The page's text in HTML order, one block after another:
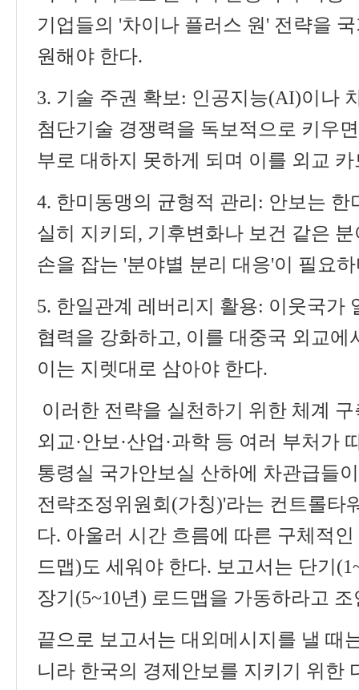
기업들의 '차이나 플러스 원 ' 전략을
원해야 한다.
3. 기술 주권 확보 : 인공지능(AI)이나
첨단기술 경쟁력을 독보적으로 키우면
부로 대하지 못하게 되며 이를 외교
4. 한미동맹의 균형적 관리 : 안보는 한
실히 지키되 , 기후변화나 보건 같은
손을 잡는 '분야별 분리 대응'이 필요
5. 한일관계 레버리지 활용: 이웃국가
협력을 강화하고, 이를 대중국 외교에
이는 지렛대로 삼아야 한다.
이러한 전략을 실천하기 위한 체계
외교 ·안보 ·산업·과학 등 여러 부처가
통령실 국가안보실 산하에 차관급들
전략조정위원회 (가칭)'라는 컨트롤타
다. 아울러 시간 흐름에 따른 구체적인
드맵)도 세워야 한다. 보고서는 단기
장기 (5~10년) 로드맵을 가동하라고
끝으로 보고서는 대외메시지를 낼 때
니라 한국의 경제안보를 지키기 위한